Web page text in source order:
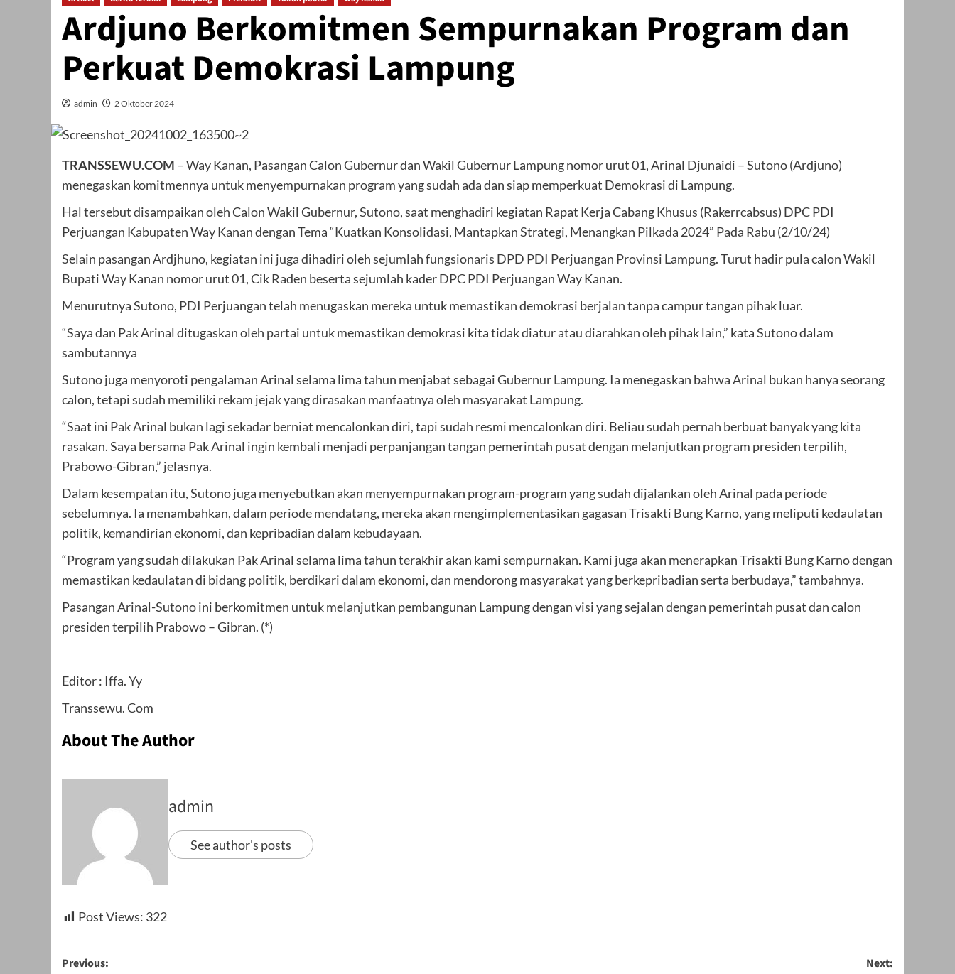
Ardjuno Berkomitmen Sempurnakan Program dan
Perkuat Demokrasi Lampung
admin 2 Oktober 2024
TRANSSEWU.COM – Way Kanan, Pasangan Calon Gubernur dan Wakil Gubernur Lampung nomor urut 01, Arinal Djunaidi – Sutono (Ardjuno)
menegaskan komitmennya untuk menyempurnakan program yang sudah ada dan siap memperkuat Demokrasi di Lampung.
Hal tersebut disampaikan oleh Calon Wakil Gubernur, Sutono, saat menghadiri kegiatan Rapat Kerja Cabang Khusus (Rakerrcabsus) DPC PDI
Perjuangan Kabupaten Way Kanan dengan Tema “Kuatkan Konsolidasi, Mantapkan Strategi, Menangkan Pilkada 2024” Pada Rabu (2/10/24)
Selain pasangan Ardjhuno, kegiatan ini juga dihadiri oleh sejumlah fungsionaris DPD PDI Perjuangan Provinsi Lampung. Turut hadir pula calon Wakil
Bupati Way Kanan nomor urut 01, Cik Raden beserta sejumlah kader DPC PDI Perjuangan Way Kanan.
Menurutnya Sutono, PDI Perjuangan telah menugaskan mereka untuk memastikan demokrasi berjalan tanpa campur tangan pihak luar.
“Saya dan Pak Arinal ditugaskan oleh partai untuk memastikan demokrasi kita tidak diatur atau diarahkan oleh pihak lain,” kata Sutono dalam
sambutannya
Sutono juga menyoroti pengalaman Arinal selama lima tahun menjabat sebagai Gubernur Lampung. Ia menegaskan bahwa Arinal bukan hanya seorang
calon, tetapi sudah memiliki rekam jejak yang dirasakan manfaatnya oleh masyarakat Lampung.
“Saat ini Pak Arinal bukan lagi sekadar berniat mencalonkan diri, tapi sudah resmi mencalonkan diri. Beliau sudah pernah berbuat banyak yang kita
rasakan. Saya bersama Pak Arinal ingin kembali menjadi perpanjangan tangan pemerintah pusat dengan melanjutkan program presiden terpilih,
Prabowo-Gibran,” jelasnya.
Dalam kesempatan itu, Sutono juga menyebutkan akan menyempurnakan program-program yang sudah dijalankan oleh Arinal pada periode
sebelumnya. Ia menambahkan, dalam periode mendatang, mereka akan mengimplementasikan gagasan Trisakti Bung Karno, yang meliputi kedaulatan
politik, kemandirian ekonomi, dan kepribadian dalam kebudayaan.
“Program yang sudah dilakukan Pak Arinal selama lima tahun terakhir akan kami sempurnakan. Kami juga akan menerapkan Trisakti Bung Karno dengan
memastikan kedaulatan di bidang politik, berdikari dalam ekonomi, dan mendorong masyarakat yang berkepribadian serta berbudaya,” tambahnya.
Pasangan Arinal-Sutono ini berkomitmen untuk melanjutkan pembangunan Lampung dengan visi yang sejalan dengan pemerintah pusat dan calon
presiden terpilih Prabowo – Gibran. (*)
Editor : Iffa. Yy
Transsewu. Com
About The Author
admin
See author's posts
Post Views: 322
Post
Previous:
Next: